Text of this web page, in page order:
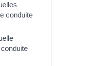
conduite